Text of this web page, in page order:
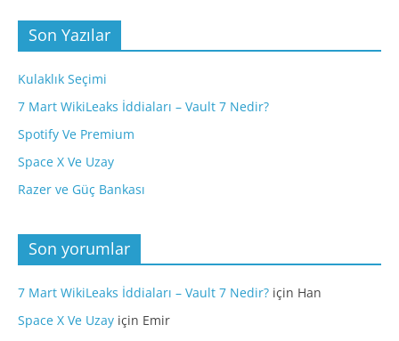
Son Yazılar
Kulaklık Seçimi
7 Mart WikiLeaks İddiaları – Vault 7 Nedir?
Spotify Ve Premium
Space X Ve Uzay
Razer ve Güç Bankası
Son yorumlar
7 Mart WikiLeaks İddiaları – Vault 7 Nedir?için Han
Space X Ve Uzayiçin Emir